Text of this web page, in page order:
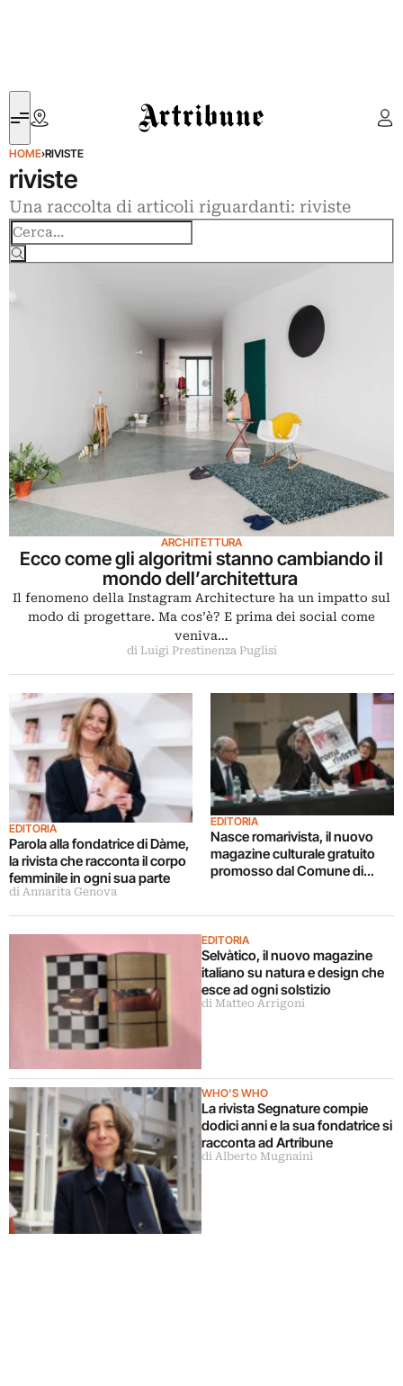
Artribune
HOME›RIVISTE
riviste
Una raccolta di articoli riguardanti: riviste
ARCHITETTURA
Ecco come gli algoritmi stanno cambiando il
mondo dell’architettura
Il fenomeno della Instagram Architecture ha un impatto sul
modo di progettare. Ma cos’è? E prima dei social come
veniva…
di Luigi Prestinenza Puglisi
EDITORIA
Parola alla fondatrice di Dàme,
la rivista che racconta il corpo
femminile in ogni sua parte
di Annarita Genova
EDITORIA
Nasce romarivista, il nuovo
magazine culturale gratuito
promosso dal Comune di
EDITORIA
Selvàtico, il nuovo magazine
italiano su natura e design che
esce ad ogni solstizio
di Matteo Arrigoni
WHO'S WHO
La rivista Segnature compie
dodici anni e la sua fondatrice si
racconta ad Artribune
di Alberto Mugnaini